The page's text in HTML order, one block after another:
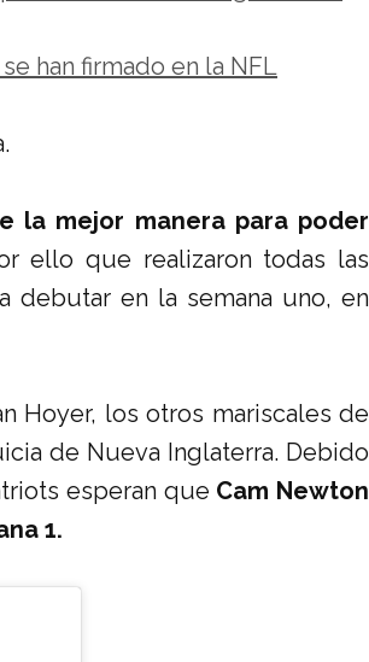
han firmado en la NFL
la mejor manera para poder
ello que realizaron todas las
debutar en la semana uno, en
Hoyer, los otros mariscales de
de Nueva Inglaterra. Debido
esperan que Cam Newton
1.